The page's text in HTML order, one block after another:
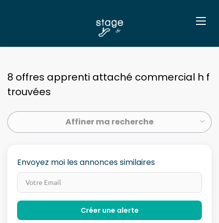
8 offres apprenti attaché commercial h f
trouvées
Affiner ma recherche
Envoyez moi les annonces similaires